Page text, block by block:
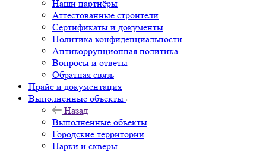
Наши партнёры
Аттестованные строители
Сертификаты и документы
Политика конфиденциальности
Антикоррупционная политика
Вопросы и ответы
Обратная связь
Прайс и документация
Выполненные объекты
Назад
Выполненные объекты
Городские территории
Парки и скверы